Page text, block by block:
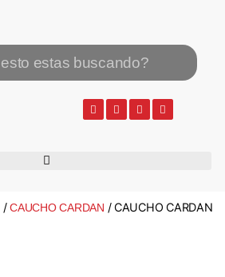
/CAUCHO CARDAN / CAUCHO CARDAN